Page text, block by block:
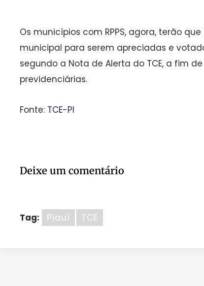
Os municípios com RPPS, agora, terão
municipal para serem apreciadas e
segundo a Nota de Alerta do TCE, a fim
previdenciárias.
Fonte: TCE-PI
Deixe um comentário
Tag: Piauí TCE